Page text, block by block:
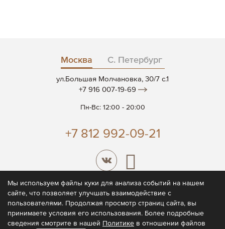
Москва С. Петербург
ул.Большая Молчановка, 30/7 c.1
+7 916 007-19-69
Пн-Вс: 12:00 - 20:00
+7 812 992-09-21
Политика конфиденциальности
Мы используем файлы куки для анализа событий на нашем
сайте, что позволяет улучшать взаимодействие с
пользователями. Продолжая просмотр страниц сайта, вы
принимаете условия его использования. Более подробные
сведения смотрите в нашей Политике в отношении файлов